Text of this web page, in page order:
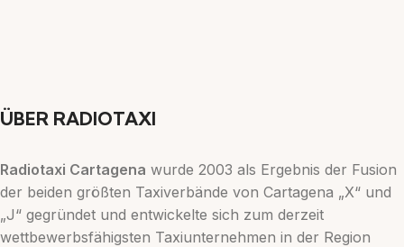
ÜBER RADIOTAXI
Radiotaxi Cartagena wurde 2003 als Ergebnis der Fusion
der beiden größten Taxiverbände von Cartagena „X“ und
„J“ gegründet und entwickelte sich zum derzeit
wettbewerbsfähigsten Taxiunternehmen in der Region